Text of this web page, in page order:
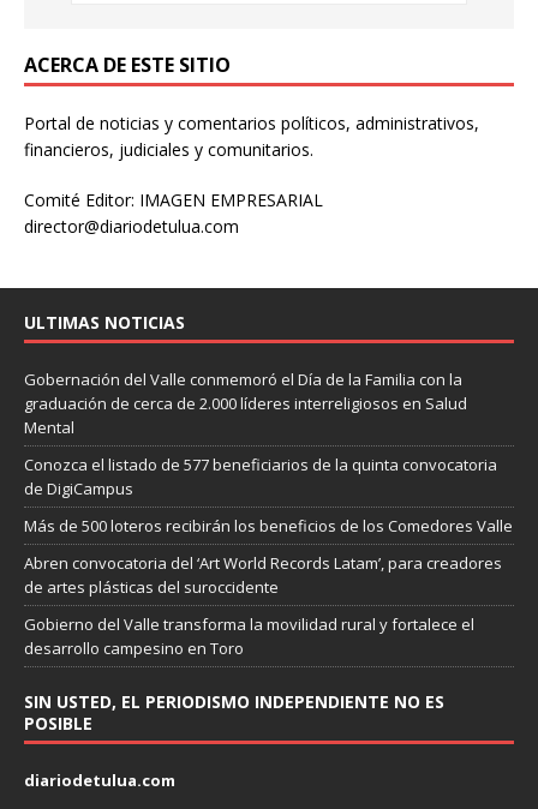
ACERCA DE ESTE SITIO
Portal de noticias y comentarios políticos, administrativos,
financieros, judiciales y comunitarios.
Comité Editor: IMAGEN EMPRESARIAL
director@diariodetulua.com
ULTIMAS NOTICIAS
Gobernación del Valle conmemoró el Día de la Familia con la
graduación de cerca de 2.000 líderes interreligiosos en Salud
Mental
Conozca el listado de 577 beneficiarios de la quinta convocatoria
de DigiCampus
Más de 500 loteros recibirán los beneficios de los Comedores Valle
Abren convocatoria del ‘Art World Records Latam’, para creadores
de artes plásticas del suroccidente
Gobierno del Valle transforma la movilidad rural y fortalece el
desarrollo campesino en Toro
SIN USTED, EL PERIODISMO INDEPENDIENTE NO ES
POSIBLE
diariodetulua.com